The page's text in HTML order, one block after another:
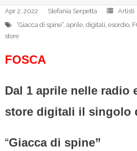
Apr 2, 2022 Stefania Serpetta
Artisti
“Giacca di spine”, aprile, digitali, esordio,
store
FOSCA
Dal 1 aprile nelle radio
store digitali il singolo
“Giacca di spine”